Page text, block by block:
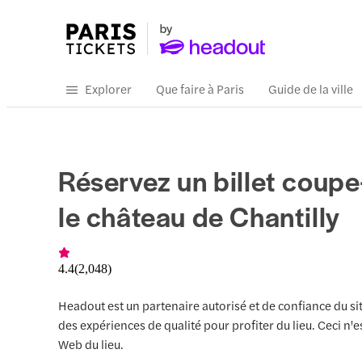
Explorer Que faire à Paris Guide de la ville
Réservez un billet
le château de Chantilly
4.4(2,048)
Headout est un partenaire autorisé et de confiance du
des expériences de qualité pour profiter du lieu. Ceci
Web du lieu.